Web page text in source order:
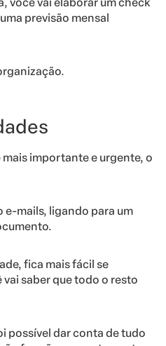
você vai elaborar um check
previsão mensal
mais importante e urgente, o
e-mails, ligando para um
fica mais fácil se
saber que todo o resto
possível dar conta de tudo